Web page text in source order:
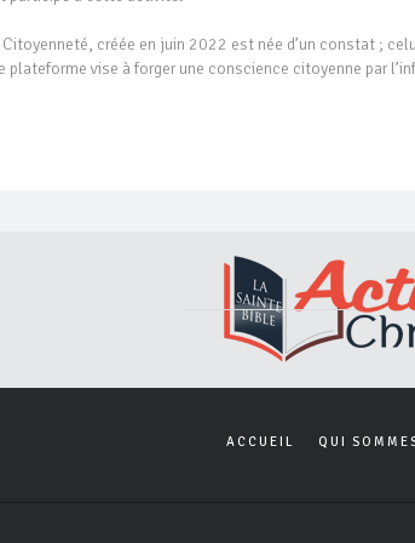
créée en juin 2022 est née d’un constat ;
vise à forger une conscience citoyenne par
ACCUEIL QUI